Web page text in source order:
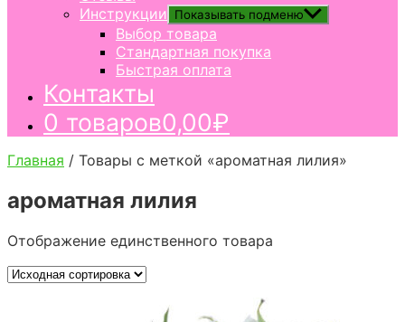
Инструкции
Показывать подменю
Выбор товара
Стандартная покупка
Быстрая оплата
Контакты
0 товаров0,00₽
Главная / Товары с меткой «ароматная лилия»
ароматная лилия
Отображение единственного товара